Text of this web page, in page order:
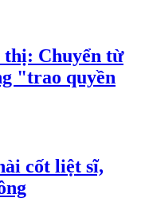
Chuyển từ
"trao quyền
cốt liệt sĩ,